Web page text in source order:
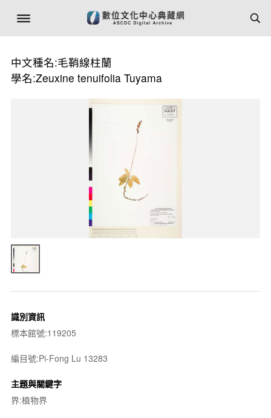
中文種名:毛鞘線柱蘭
學名:Zeuxine tenuifolia Tuyama
識別資訊
標本館號:119205
編目號:Pi-Fong Lu 13283
主題與關鍵字
界:植物界